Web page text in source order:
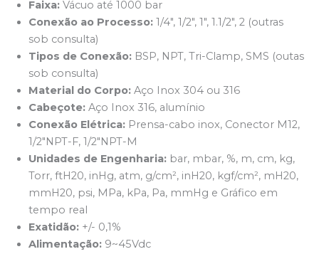
Faixa: Vácuo até 1000 bar
Conexão ao Processo: 1/4″, 1/2″, 1″, 1.1/2″, 2 (outras
sob consulta)
Tipos de Conexão: BSP, NPT, Tri-Clamp, SMS (outas
sob consulta)
Material do Corpo: Aço Inox 304 ou 316
Cabeçote: Aço Inox 316, alumínio
Conexão Elétrica: Prensa-cabo inox, Conector M12,
1/2″NPT-F, 1/2″NPT-M
Unidades de Engenharia: bar, mbar, %, m, cm, kg,
Torr, ftH20, inHg, atm, g/cm², inH20, kgf/cm², mH20,
mmH20, psi, MPa, kPa, Pa, mmHg e Gráfico em
tempo real
Exatidão: +/- 0,1%
Alimentação: 9~45Vdc